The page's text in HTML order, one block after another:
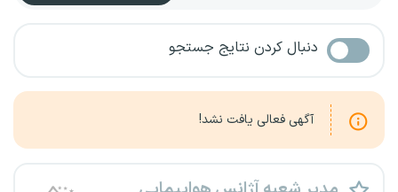
دنبال کردن نتایج جستجو
آگهی فعالی یافت نشد!